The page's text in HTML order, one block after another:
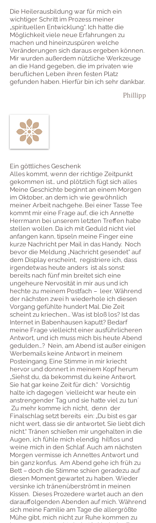
Die Heilerausbildung war für mich ein
wichtiger Schritt im Prozess meiner
„spirituellen Entwicklung“. Ich hatte die
Möglichkeit viele neue Erfahrungen zu
machen und hineinzuspüren welche
Veränderungen sich daraus ergeben können.
Mir wurden außerdem nützliche Werkzeuge
an die Hand gegeben, die im privaten wie
beruflichen Leben ihren festen Platz
gefunden haben. Hierfür bin ich sehr dankbar.
Phillipp
Ein göttliches Geschenk
Alles kommt, wenn der richtige Zeitpunkt
gekommen ist… und plötzlich fügt sich alles
Meine Geschichte beginnt an einem Morgen
im Oktober, an dem ich wie gewöhnlich
meiner Arbeit nachgehe. Bei einer Tasse Tee
kommt mir eine Frage auf, die ich Annette
Herrmann bei unserem letzten Treffen habe
stellen wollen. Da ich mit Geduld nicht viel
anfangen kann, tipseln meine Finger eine
kurze Nachricht per Mail in das Handy. Noch
bevor die Meldung „Nachricht gesendet“ auf
dem Display erscheint, registriere ich, dass
irgendetwas heute anders ist als sonst:
bereits nach fünf min breitet sich eine
ungeheure Nervosität in mir aus und ich
hechte zu meinem Postfach – leer. Während
der nächsten zwei h wiederhole ich diesen
Vorgang gefühlte hundert Mal. Die Zeit
scheint zu kriechen... Was ist bloß los? Ist das
Internet in Babenhausen kaputt? Bedarf
meine Frage vielleicht einer ausführlicheren
Antwort, und ich muss mich bis heute Abend
gedulden…? Nein, am Abend ist außer einigen
Werbemails keine Antwort in meinem
Posteingang. Eine Stimme in mir kriecht
hervor und donnert in meinem Kopf herum
„Siehst du, da bekommst du keine Antwort.
Sie hat gar keine Zeit für dich.“ Vorsichtig
halte ich dagegen ´vielleicht war heute ein
anstrengender Tag und sie hatte viel zu tun´
Zu mehr komme ich nicht, denn der
Finalschlag setzt bereits ein: „Du bist es gar
nicht wert, dass sie dir antwortet. Sie liebt dich
nicht.“ Tränen schießen mir ungehalten in die
Augen, ich fühle mich elendig hilflos und
weine mich in den Schlaf. Auch am nächsten
Morgen vermisse ich Annettes Antwort und
bin ganz konfus. Am Abend gehe ich früh zu
Bett – doch die Stimme schien geradezu auf
diesen Moment gewartet zu haben. Wieder
versinke ich tränenüberströmt in meinen
Kissen. Dieses Prozedere wartet auch an den
darauffolgenden Abenden auf mich. Während
sich meine Familie am Tage die allergrößte
Mühe gibt, mich nicht zur Ruhe kommen zu